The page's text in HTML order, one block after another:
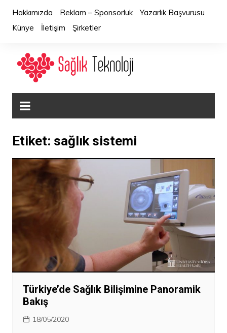
content
Hakkımızda Reklam – Sponsorluk
Yazarlık Başvurusu
Künye
İletişim Şirketler
Etiket: sağlık sistemi
Türkiye’de Sağlık Bilişimine Panoramik
Bakış
18/05/2020